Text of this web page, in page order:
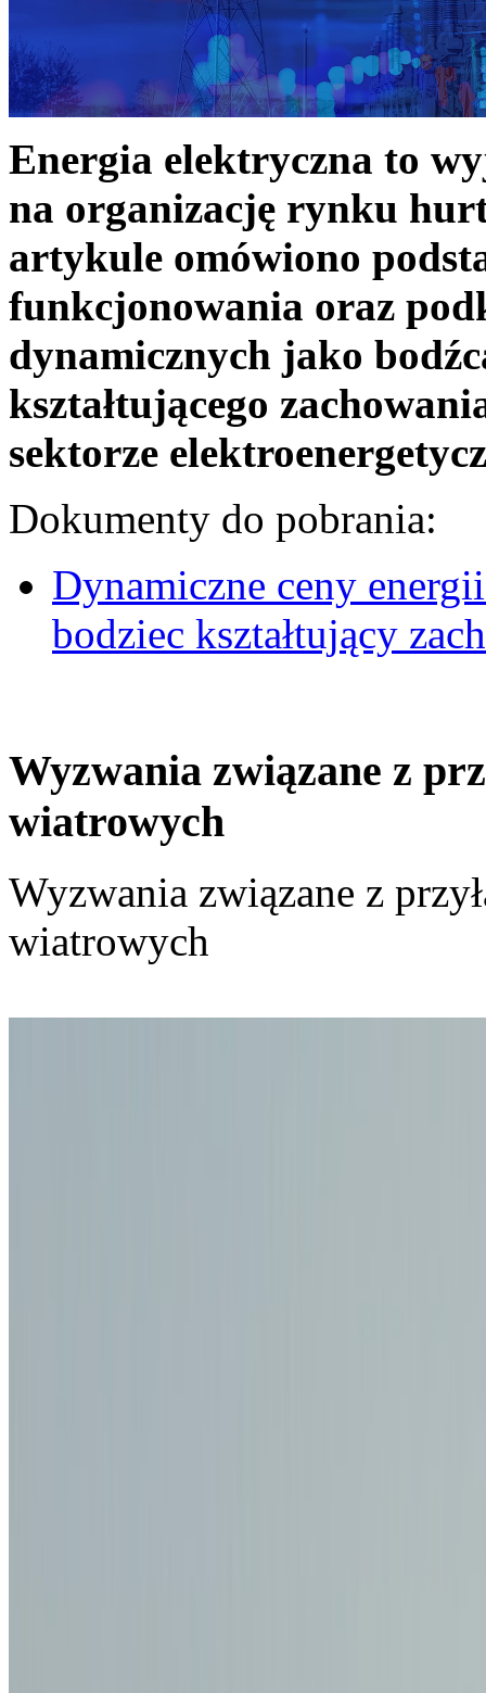
Energia elektryczna to
na organizację rynku
artykule omówiono
funkcjonowania oraz
dynamicznych jako
kształtującego
sektorze
Dokumenty do pobrania:
Dynamiczne ceny
bodziec kształtujący
Wyzwania związane z
wiatrowych
Wyzwania związane z
wiatrowych